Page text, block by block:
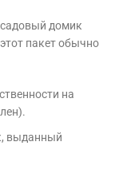
садовый домик
пакет обычно
на
выданный